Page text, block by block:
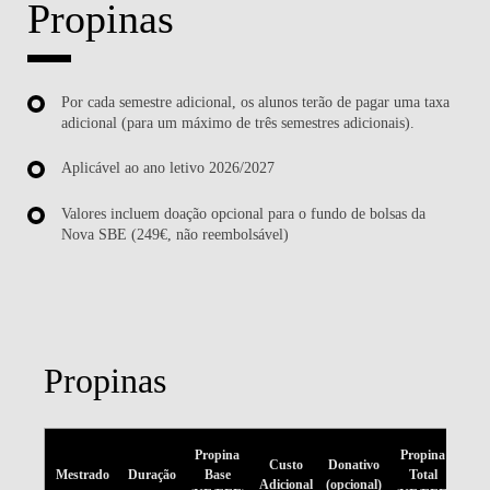
Propinas
Por cada semestre adicional, os alunos terão de pagar uma taxa
adicional (para um máximo de três semestres adicionais).
Aplicável ao ano letivo 2026/2027
Valores incluem doação opcional para o fundo de bolsas da
Nova SBE (249€, não reembolsável)
Propinas
Mestrado Duração
Propina
Base
Custo
Adicional
Donativo
(opcional)
Propina
Total